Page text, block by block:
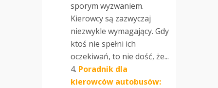
sporym wyzwaniem.
Kierowcy są zazwyczaj
niezwykle wymagający. Gdy
ktoś nie spełni ich
oczekiwań, to nie dość, że...
Poradnik dla
kierowców autobusów: